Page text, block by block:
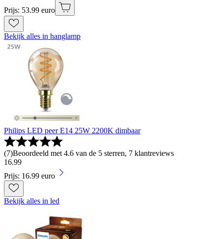
Prijs: 53.99 euro
Bekijk alles in hanglamp
Philips LED peer E14 25W 2200K dimbaar
(7)Beoordeeld met 4.6 van de 5 sterren, 7 klantreviews
16.99
Prijs: 16.99 euro
Bekijk alles in led